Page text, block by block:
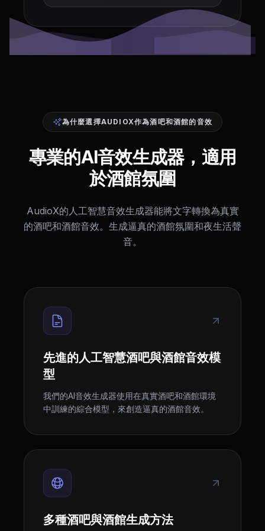
為什麼選擇AUDIOX作為酒吧和酒館的音效
專業的AI音效生成器，適用
於酒館氛圍
AudioX的人工智慧音效生成器能將文字轉換為真實
的酒吧和酒館音效。生成逼真的酒館氛圍和夜生活聲
音。
先進的人工智慧酒吧與酒館音效模
型
我們的AI音效生成器使用在真實酒吧和酒館環境
中訓練的綜合模型，來創造逼真的酒館音效。
多種酒吧與酒館生成方法